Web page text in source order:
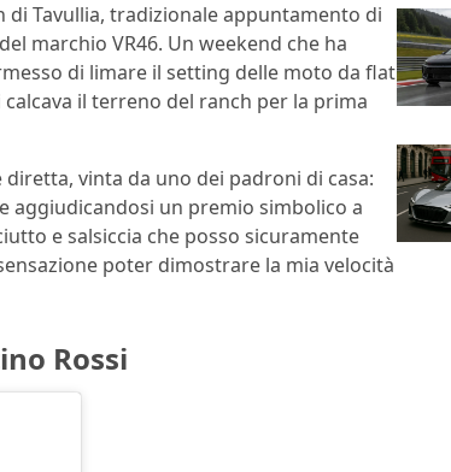
di Tavullia, tradizionale appuntamento di
marchio VR46. Un weekend che ha
di limare il setting delle moto da flat
il terreno del ranch per la prima
vinta da uno dei padroni di casa:
aggiudicandosi un premio simbolico a
e salsiccia che posso sicuramente
poter dimostrare la mia velocità
Rossi